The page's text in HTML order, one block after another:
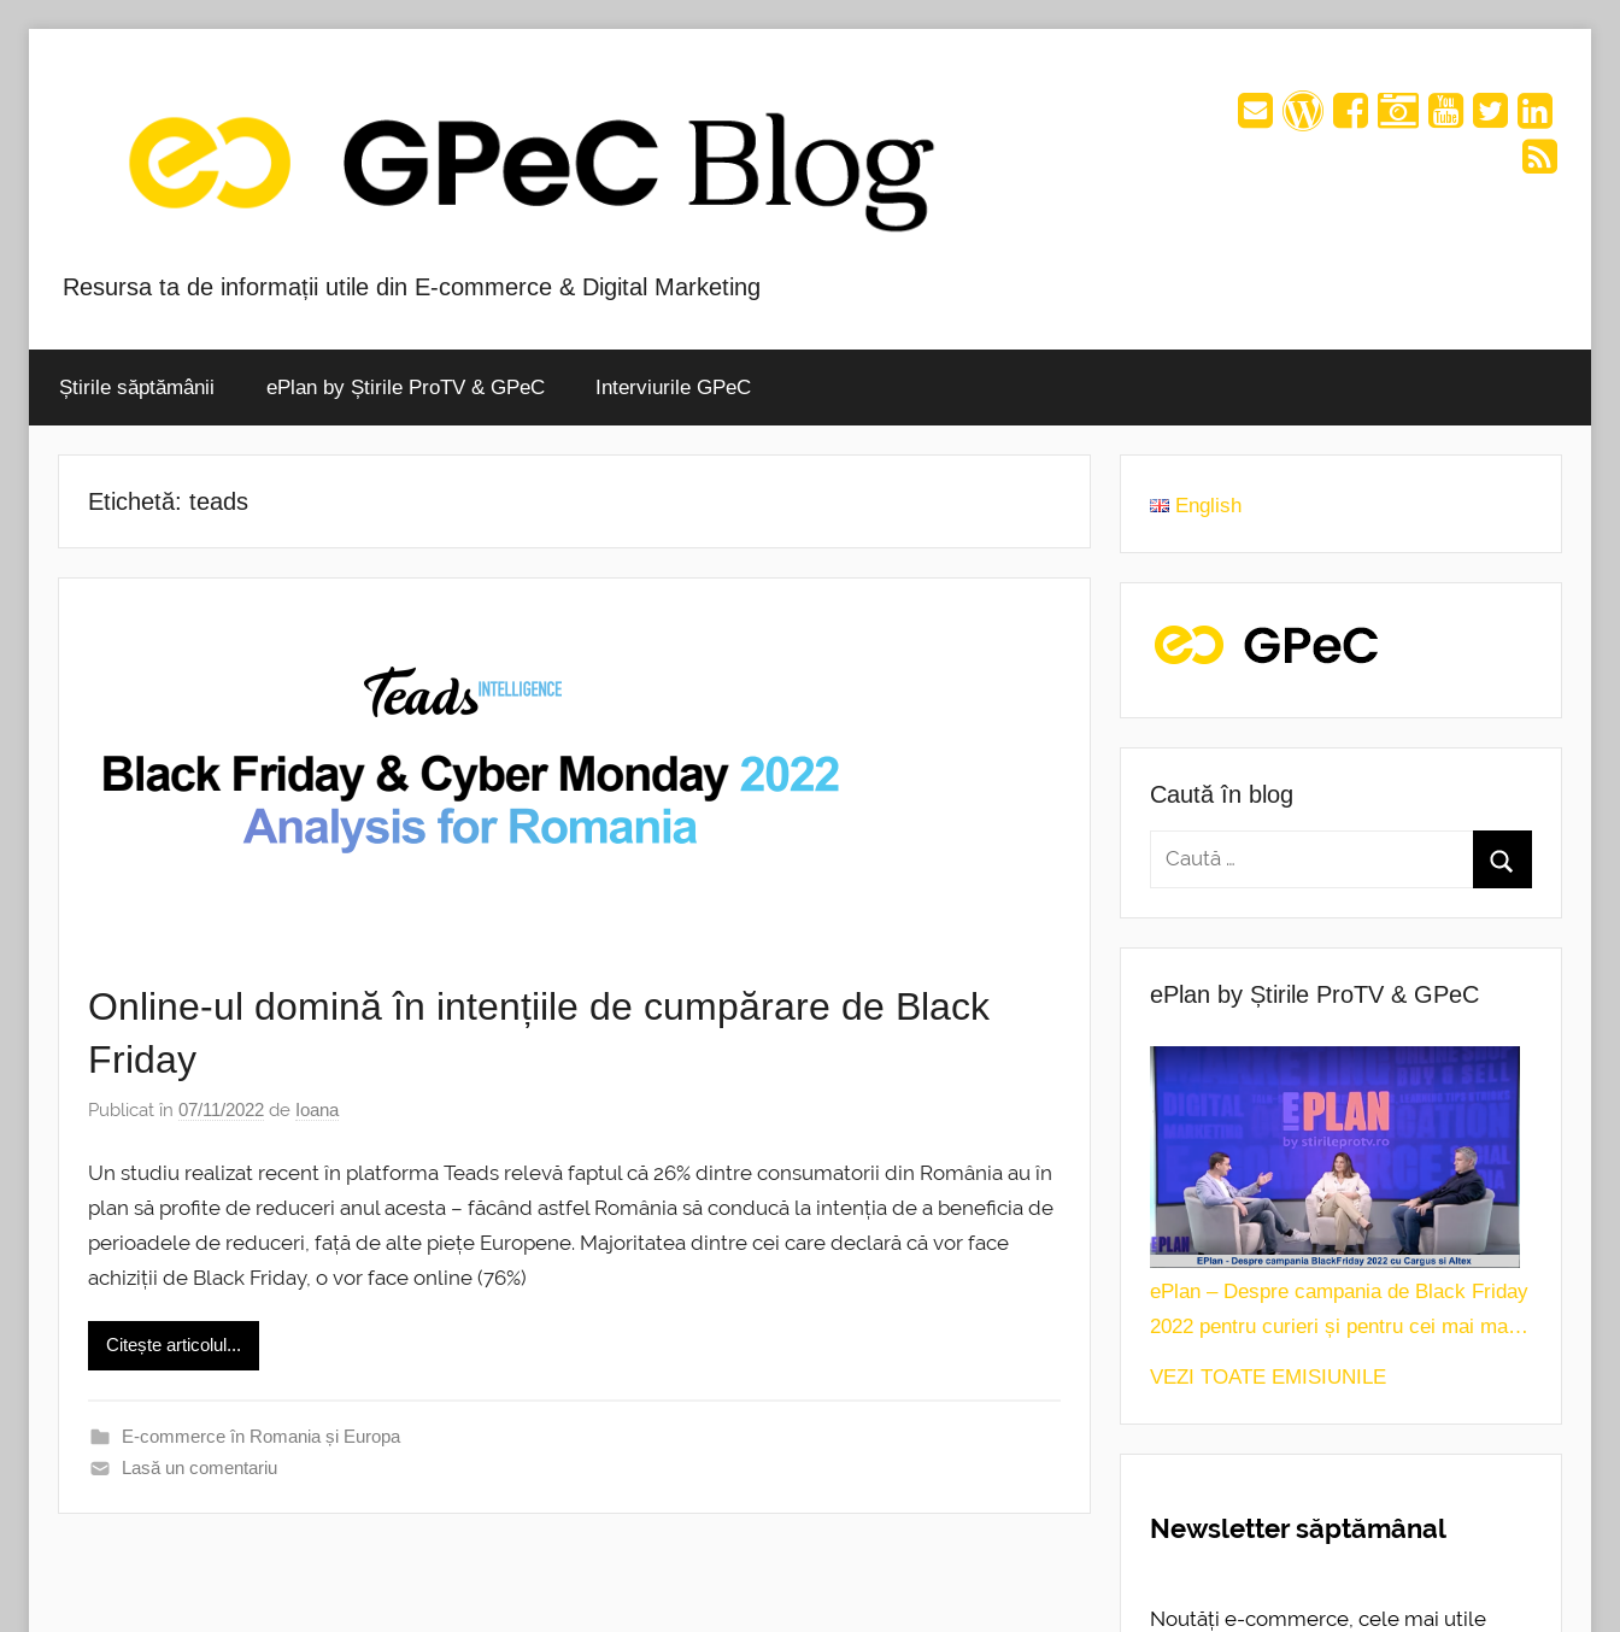
Blog-
ul
GPeC
Resursa ta de informații utile din E-commerce & Digital Marketing
Știrile săptămânii ePlan by Știrile ProTV & GPeC Interviurile GPeC
Etichetă: teads
Online-ul domină în intențiile de cumpărare de Black
Friday
Publicat în 07/11/2022 de Ioana
Un studiu realizat recent în platforma Teads relevă faptul că 26% dintre consumatorii din România au în
plan să profite de reduceri anul acesta – făcând astfel România să conducă la intenția de a beneficia de
perioadele de reduceri, față de alte piețe Europene. Majoritatea dintre cei care declară că vor face
achiziții de Black Friday, o vor face online (76%)
Citește articolul...
E-commerce în Romania și Europa
Lasă un comentariu
English
Caută în blog
ePlan by Știrile ProTV & GPeC
ePlan – Despre campania de Black Friday
2022 pentru curieri și pentru cei mai mari
VEZI TOATE EMISIUNILE
Newsletter săptămânal
Noutăți e-commerce, cele mai utile